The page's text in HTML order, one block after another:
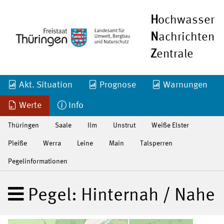
Hochwasser
Nachrichten
Zentrale
Akt. Situation Prognose Warnungen
Werte Info
Thüringen Saale Ilm Unstrut Weiße Elster
Pleiße Werra Leine Main Talsperren
Pegelinformationen
Pegel: Hinternah / Nahe